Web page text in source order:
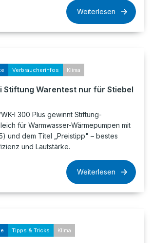
Weiterlesen
Verbraucherinfos Klima
Stiftung Warentest nur für Stiebel
I 300 Plus gewinnt Stiftung-
für Warmwasser-Wärmepumpen mit
und dem Titel „Preistipp" – bestes
und Lautstärke.
Weiterlesen
Tipps & Tricks Klima